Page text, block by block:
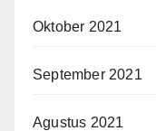
Oktober 2021
September 2021
Agustus 2021